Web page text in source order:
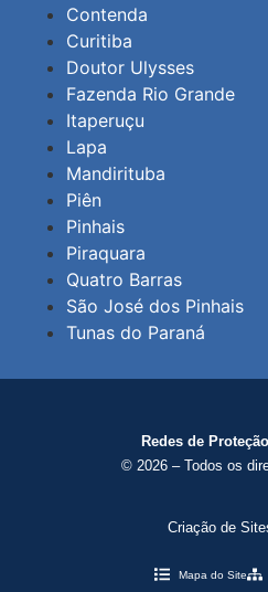
Contenda
Curitiba
Doutor Ulysses
Fazenda Rio Grande
Itaperuçu
Lapa
Mandirituba
Piên
Pinhais
Piraquara
Quatro Barras
São José dos Pinhais
Tunas do Paraná
Redes de
© 2026 – Todos os
Criação de
Mapa do Site